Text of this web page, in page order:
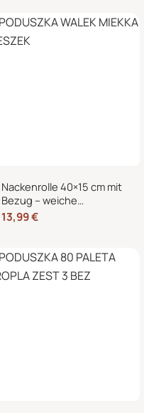
Nackenrolle 40×15 cm mit
Bezug – weiche
Kissenrolle in Samt-Optik,
Nackenstütze,
dekorative Bettrolle für
13,99€